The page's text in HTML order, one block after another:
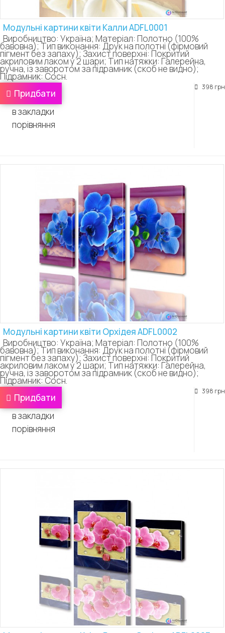
Модульні картини квіти Калли ADFL0001
Виробництво: Україна; Матеріал: Полотно (100%
бавовна); Тип виконання: Друк на полотні (фірмовий
пігмент без запаху); Захист поверхні: Покритий
акриловим лаком у 2 шари; Тип натяжки: Галерейна,
ручна, із заворотом за підрамник (скоб не видно);
Підрамник: Сосн.
398 грн
Придбати
в закладки
порівняння
Модульні картини квіти Орхідея ADFL0002
Виробництво: Україна; Матеріал: Полотно (100%
бавовна); Тип виконання: Друк на полотні (фірмовий
пігмент без запаху); Захист поверхні: Покритий
акриловим лаком у 2 шари; Тип натяжки: Галерейна,
ручна, із заворотом за підрамник (скоб не видно);
Підрамник: Сосн.
398 грн
Придбати
в закладки
порівняння